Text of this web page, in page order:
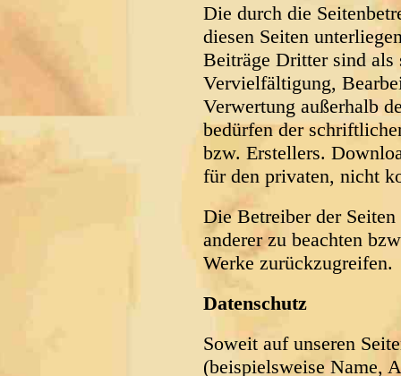
Die durch die
diesen Seiten
Beiträge Dritter sind als
Vervielfältigung,
Verwertung außerhalb
bedürfen der
bzw. Erstellers.
für den privaten, nicht
Die Betreiber der
anderer zu beachten
Werke zurückzugreifen.
Datenschutz
Soweit auf unseren
(beispielsweise Name,